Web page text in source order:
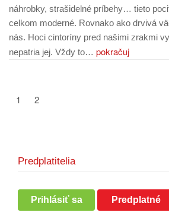
náhrobky, strašidelné príbehy… tieto
celkom moderné. Rovnako ako drvivá
nás. Hoci cintoríny pred našimi zrakmi
nepatria jej. Vždy to… pokračuj
1 2
Predplatitelia
Prihlásiť sa Predplatné